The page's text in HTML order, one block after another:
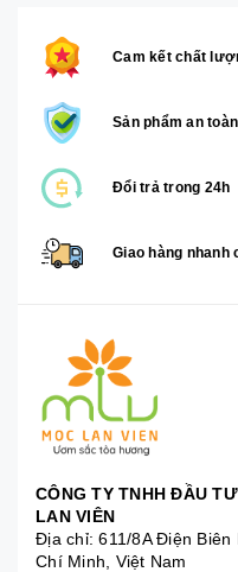
Cam kết chất
Sản phẩm an toàn
Đổi trả trong 24h
Giao hàng nhanh
CÔNG TY TNHH ĐẦU
LAN VIÊN
Địa chỉ: 611/8A Điện Biên
Chí Minh, Việt Nam